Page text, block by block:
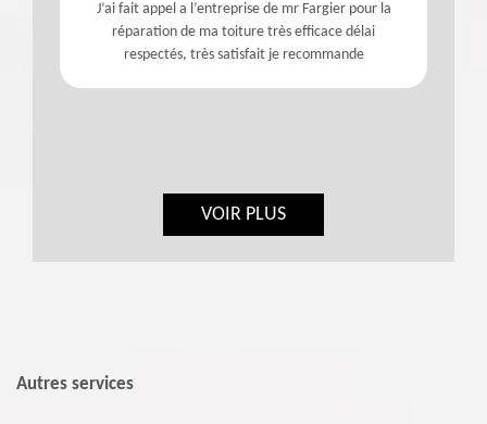
J’ai fait appel a l’entreprise de mr Fargier pour la
réparation de ma toiture très efficace délai
respectés, très satisfait je recommande
VOIR PLUS
Autres services